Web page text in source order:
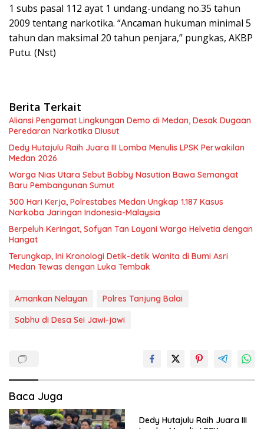
1 subs pasal 112 ayat 1 undang-undang no.35 tahun
2009 tentang narkotika. “Ancaman hukuman minimal 5
tahun dan maksimal 20 tahun penjara,” pungkas, AKBP
Putu. (Nst)
Berita Terkait
Aliansi Pengamat Lingkungan Demo di Medan, Desak Dugaan
Peredaran Narkotika Diusut
Dedy Hutajulu Raih Juara III Lomba Menulis LPSK Perwakilan
Medan 2026
Warga Nias Utara Sebut Bobby Nasution Bawa Semangat
Baru Pembangunan Sumut
300 Hari Kerja, Polrestabes Medan Ungkap 1.187 Kasus
Narkoba Jaringan Indonesia-Malaysia
Berpeluh Keringat, Sofyan Tan Layani Warga Helvetia dengan
Hangat
Terungkap, Ini Kronologi Detik-detik Wanita di Bumi Asri
Medan Tewas dengan Luka Tembak
Amankan Nelayan
Polres Tanjung Balai
Sabhu di Desa Sei Jawi-jawi
Baca Juga
Dedy Hutajulu Raih Juara III